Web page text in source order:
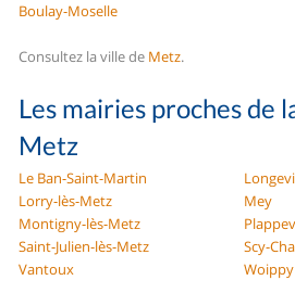
Boulay-Moselle
Consultez la ville de Metz.
Les mairies proches de
Metz
Le Ban-Saint-Martin
Lorry-lès-Metz
Mey
Montigny-lès-Metz
Saint-Julien-lès-Metz
Scy-
Vantoux
Woippy